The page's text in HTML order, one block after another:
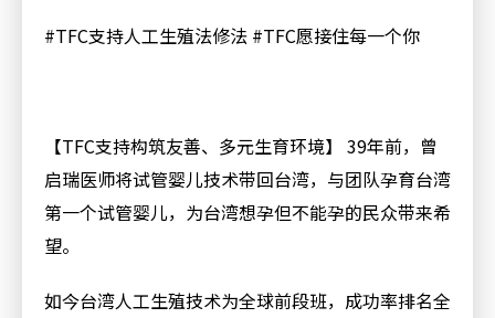
#TFC支持人工生殖法修法 #TFC愿接住每一个你
【TFC支持构筑友善、多元生育环境】 39年前，曾
启瑞医师将试管婴儿技术带回台湾，与团队孕育台湾
第一个试管婴儿，为台湾想孕但不能孕的民众带来希
望。
如今台湾人工生殖技术为全球前段班，成功率排名全